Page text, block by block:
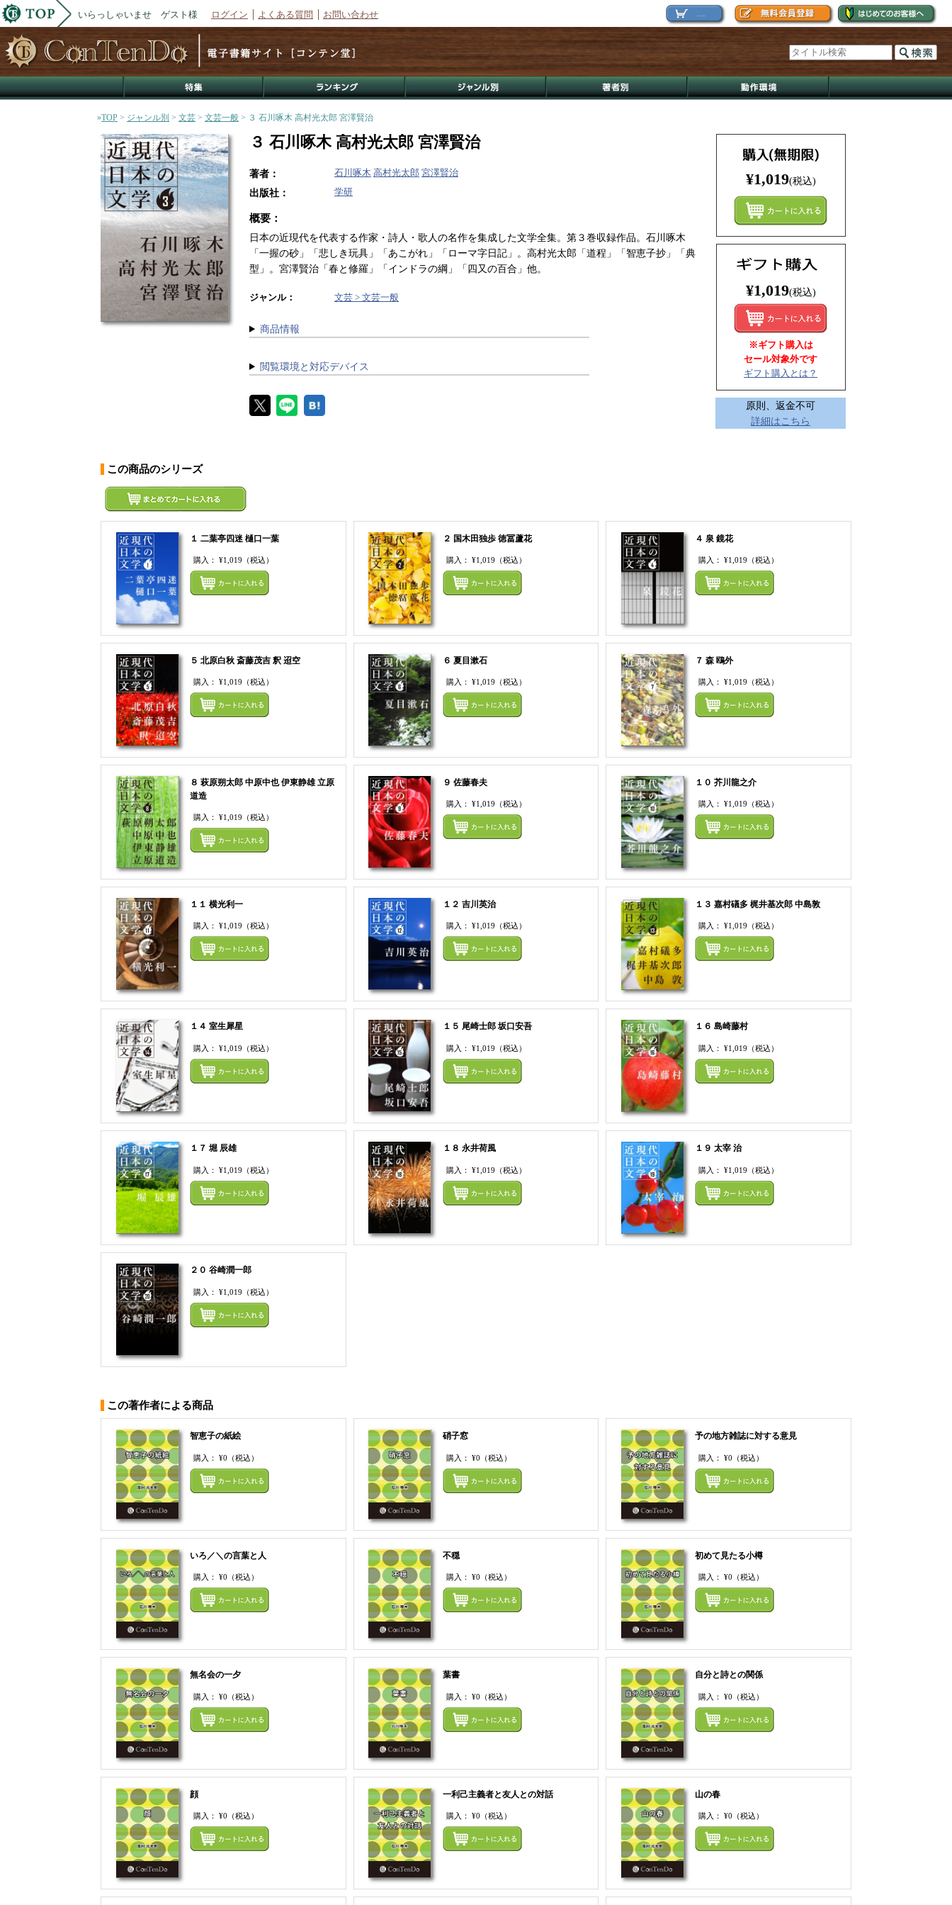
いらっしゃいませ ゲスト様 ログイン よくある質問 お問い合わせ
»TOP > ジャンル別 > 文芸 > 文芸一般 > ３ 石川啄木 高村光太郎 宮澤賢治
３ 石川啄木 高村光太郎 宮澤賢治
著者： 石川啄木 高村光太郎 宮澤賢治
出版社： 学研
概要：
日本の近現代を代表する作家・詩人・歌人の名作を集成した文学全集。第３巻収録作品。石川啄木
「一握の砂」「悲しき玩具」「あこがれ」「ローマ字日記」。高村光太郎「道程」「智恵子抄」「典
型」。宮澤賢治「春と修羅」「インドラの綱」「四又の百合」他。
ジャンル： 文芸 > 文芸一般
商品情報
閲覧環境と対応デバイス
¥1,019(税込)
¥1,019(税込)
※ギフト購入は
セール対象外です
ギフト購入とは？
原則、返金不可
詳細はこちら
この商品のシリーズ
１ 二葉亭四迷 樋口一葉
購入： ¥1,019 （税込）
まとめてカートにいれる
２ 国木田独歩 徳冨蘆花
購入： ¥1,019 （税込）
まとめてカートにいれる
４ 泉 鏡花
購入：¥1,019 （税込）
５ 北原白秋 斎藤茂吉 釈 迢空
購入： ¥1,019 （税込）
まとめてカートにいれる
６ 夏目漱石
購入： ¥1,019 （税込）
まとめてカートにいれる
７ 森 鴎外
購入：¥1,019 （税込）
８ 萩原朔太郎 中原中也 伊東静雄 立原
道造
購入： ¥1,019 （税込）
まとめてカートにいれる
９ 佐藤春夫
購入： ¥1,019 （税込）
まとめてカートにいれる
１０ 芥川龍之介
購入：¥1,019 （税込）
１１ 横光利一
購入： ¥1,019 （税込）
まとめてカートにいれる
１２ 吉川英治
購入： ¥1,019 （税込）
まとめてカートにいれる
１３ 嘉村礒多 梶井基次郎 中島敦
購入：¥1,019 （税込）
１４ 室生犀星
購入： ¥1,019 （税込）
まとめてカートにいれる
１５ 尾崎士郎 坂口安吾
購入： ¥1,019 （税込）
まとめてカートにいれる
１６ 島崎藤村
購入：¥1,019 （税込）
１７ 堀 辰雄
購入： ¥1,019 （税込）
まとめてカートにいれる
１８ 永井荷風
購入： ¥1,019 （税込）
まとめてカートにいれる
１９ 太宰 治
購入：¥1,019 （税込）
２０ 谷崎潤一郎
購入： ¥1,019 （税込）
この著作者による商品
智恵子の紙絵
購入： ¥0 （税込）
まとめてカートにいれる
硝子窓
購入： ¥0 （税込）
まとめてカートにいれる
予の地方雑誌に対する意見
購入：¥0 （税込）
いろ／＼の言葉と人
購入： ¥0 （税込）
まとめてカートにいれる
不穏
購入： ¥0 （税込）
まとめてカートにいれる
初めて見たる小樽
購入：¥0 （税込）
無名会の一夕
購入： ¥0 （税込）
まとめてカートにいれる
葉書
購入： ¥0 （税込）
まとめてカートにいれる
自分と詩との関係
購入：¥0 （税込）
顔
購入： ¥0 （税込）
まとめてカートにいれる
一利己主義者と友人との対話
購入： ¥0 （税込）
まとめてカートにいれる
山の春
購入：¥0 （税込）